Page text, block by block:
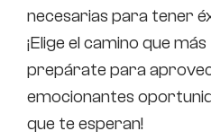
necesarias para tener
¡Elige el camino que
prepárate para
emocionantes
que te esperan!